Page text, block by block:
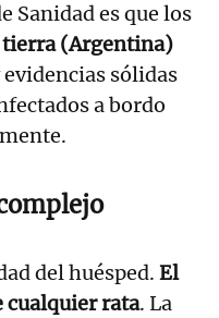
Sanidad es que los
tierra (Argentina)
evidencias sólidas
a bordo
del huésped. El
rata. La